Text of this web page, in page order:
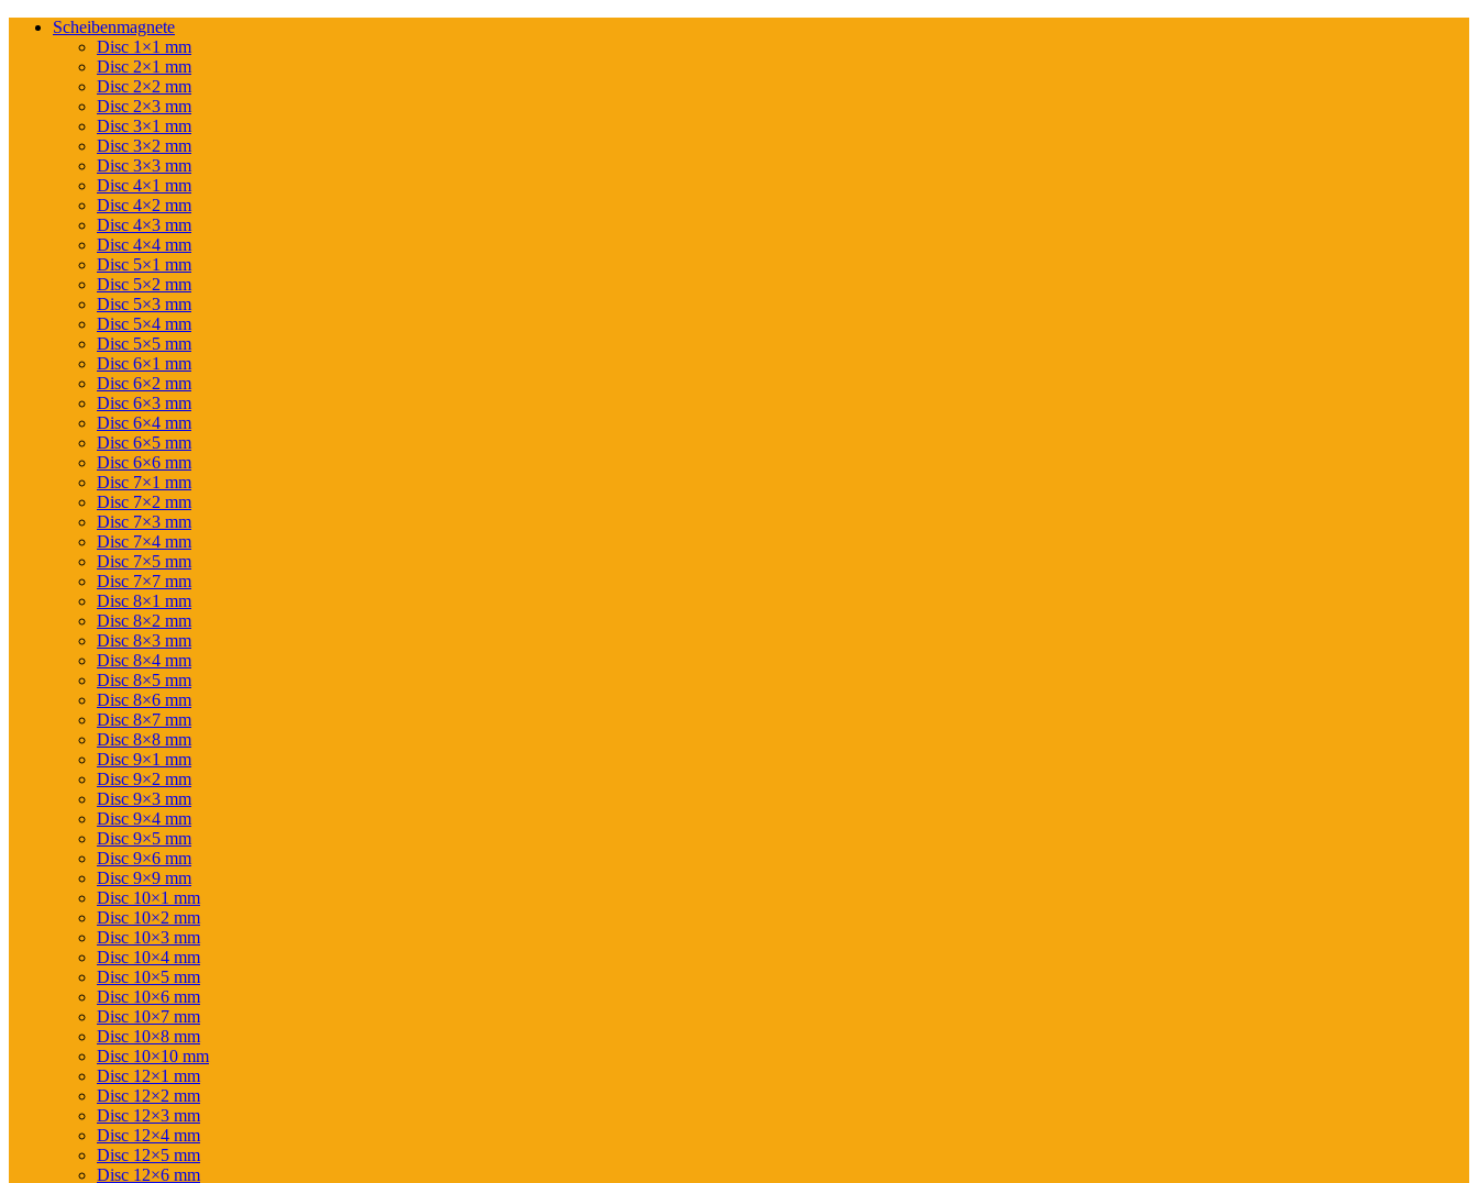
Scheibenmagnete
Disc 1×1 mm
Disc 2×1 mm
Disc 2×2 mm
Disc 2×3 mm
Disc 3×1 mm
Disc 3×2 mm
Disc 3×3 mm
Disc 4×1 mm
Disc 4×2 mm
Disc 4×3 mm
Disc 4×4 mm
Disc 5×1 mm
Disc 5×2 mm
Disc 5×3 mm
Disc 5×4 mm
Disc 5×5 mm
Disc 6×1 mm
Disc 6×2 mm
Disc 6×3 mm
Disc 6×4 mm
Disc 6×5 mm
Disc 6×6 mm
Disc 7×1 mm
Disc 7×2 mm
Disc 7×3 mm
Disc 7×4 mm
Disc 7×5 mm
Disc 7×7 mm
Disc 8×1 mm
Disc 8×2 mm
Disc 8×3 mm
Disc 8×4 mm
Disc 8×5 mm
Disc 8×6 mm
Disc 8×7 mm
Disc 8×8 mm
Disc 9×1 mm
Disc 9×2 mm
Disc 9×3 mm
Disc 9×4 mm
Disc 9×5 mm
Disc 9×6 mm
Disc 9×9 mm
Disc 10×1 mm
Disc 10×2 mm
Disc 10×3 mm
Disc 10×4 mm
Disc 10×5 mm
Disc 10×6 mm
Disc 10×7 mm
Disc 10×8 mm
Disc 10×10 mm
Disc 12×1 mm
Disc 12×2 mm
Disc 12×3 mm
Disc 12×4 mm
Disc 12×5 mm
Disc 12×6 mm